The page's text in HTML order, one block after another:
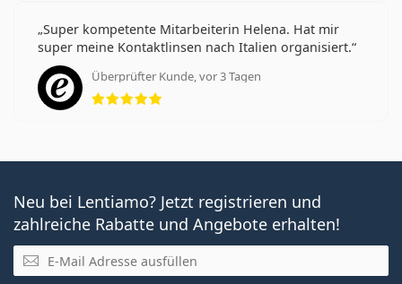
Super kompetente Mitarbeiterin Helena. Hat mir
super meine Kontaktlinsen nach Italien organisiert.
Überprüfter Kunde, vor 3 Tagen
Bewertung 5 aus 5
Neu bei Lentiamo? Jetzt registrieren und
zahlreiche Rabatte und Angebote erhalten!
E-Mail